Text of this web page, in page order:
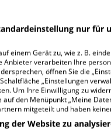
nur für
einem Gerät zu, wie z. B.
verarbeiten Ihre
öffnen Sie die
„Einstellungen
Um Ihre Einwilligung zu
den Menüpunkt „Meine
mitgeteilt und haben
der Website zu